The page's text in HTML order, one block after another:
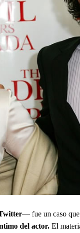
— fue un caso que
del actor. El